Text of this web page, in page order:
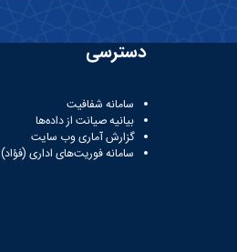
دسترسی
سامانه شفافیت
بیانیه صیانت از داده‌ها
گزارش آماری وب‌ سایت
سامانه فوریت‌های اداری (فؤاد)